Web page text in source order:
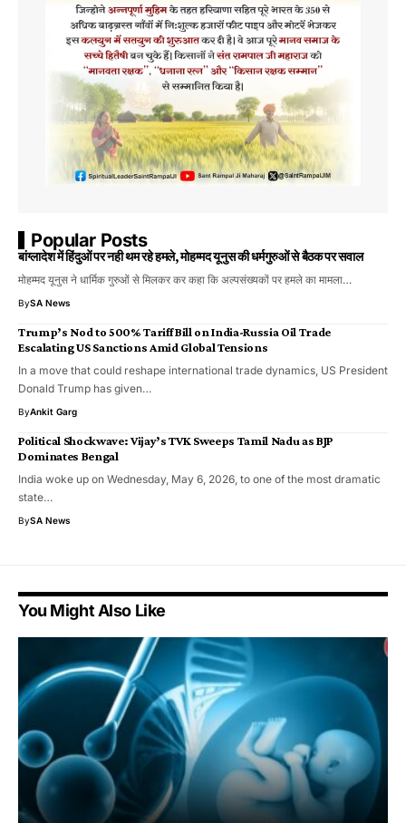
Popular Posts
बांग्लादेश में हिंदुओं पर नही थम रहे हमले, मोहम्मद यूनुस की धर्मगुरुओं से बैठक पर सवाल
मोहम्मद यूनुस ने धार्मिक गुरुओं से मिलकर कर कहा कि अल्पसंख्यकों पर हमले का मामला…
BySA News
Trump’s Nod to 500% Tariff Bill on India-Russia Oil Trade
Escalating US Sanctions Amid Global Tensions
In a move that could reshape international trade dynamics, US President
Donald Trump has given…
ByAnkit Garg
Political Shockwave: Vijay’s TVK Sweeps Tamil Nadu as BJP
Dominates Bengal
India woke up on Wednesday, May 6, 2026, to one of the most dramatic
state…
BySA News
You Might Also Like